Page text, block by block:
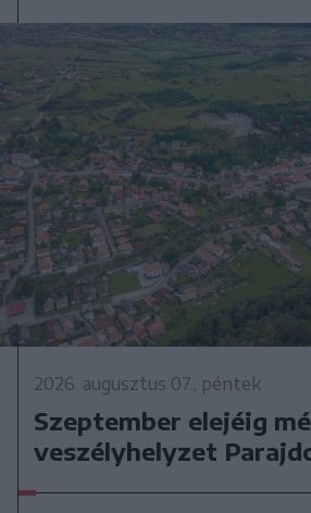
2026. augusztus 07., péntek
Szeptember elejéig
veszélyhelyzet